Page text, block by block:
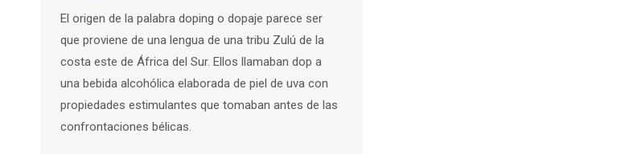
El origen de la palabra doping o dopaje parece ser
que proviene de una lengua de una tribu Zulú de la
costa este de África del Sur. Ellos llamaban dop a
una bebida alcohólica elaborada de piel de uva con
propiedades estimulantes que tomaban antes de las
confrontaciones bélicas.